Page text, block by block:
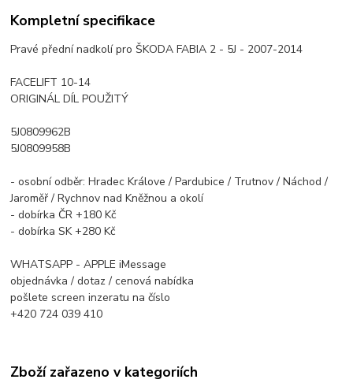
Kompletní specifikace
Pravé přední nadkolí pro ŠKODA FABIA 2 - 5J - 2007-2014
FACELIFT 10-14
ORIGINÁL DÍL POUŽITÝ
5J0809962B
5J0809958B
- osobní odběr: Hradec Králove / Pardubice / Trutnov / Náchod /
Jaroměř / Rychnov nad Kněžnou a okolí
- dobírka ČR +180 Kč
- dobírka SK +280 Kč
WHATSAPP - APPLE iMessage
objednávka / dotaz / cenová nabídka
pošlete screen inzeratu na číslo
+420 724 039 410
Zboží zařazeno v kategoriích